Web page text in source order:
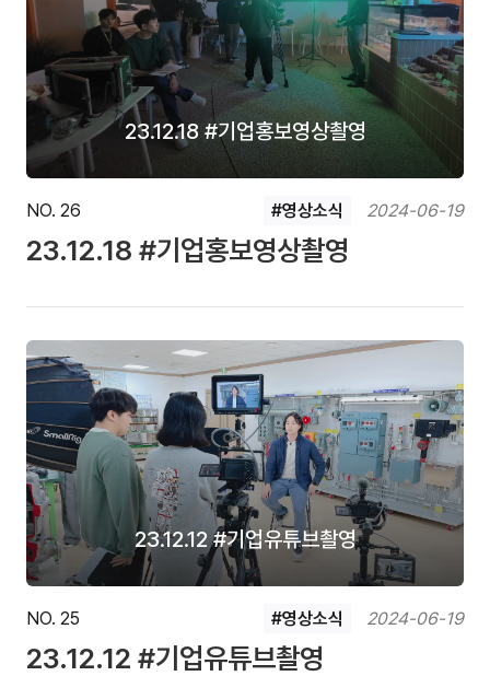
23.12.18 #기업홍보영상촬영
NO. 26 #영상소식 2024-06-19
23.12.18 #기업홍보영상촬영
23.12.12 #기업유튜브촬영
NO. 25 #영상소식 2024-06-19
23.12.12 #기업유튜브촬영